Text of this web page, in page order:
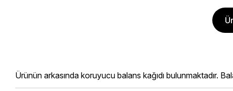
Ürünün arkasında koruyucu balans kağıdı bulunmaktadır.